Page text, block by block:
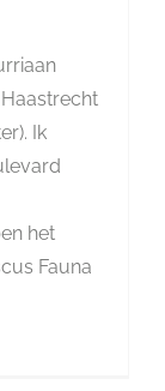
Ik
het
Fauna